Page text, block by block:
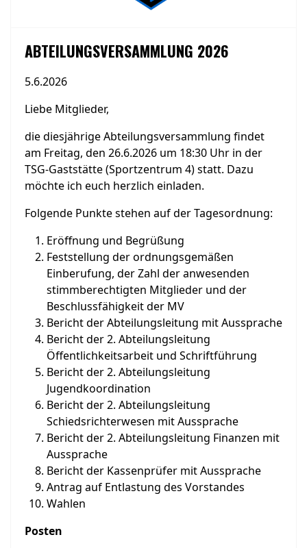
ABTEILUNGSVERSAMMLUNG 2026
5.6.2026
Liebe Mitglieder,
die diesjährige Abteilungsversammlung findet
am Freitag, den 26.6.2026 um 18:30 Uhr in der
TSG-Gaststätte (Sportzentrum 4) statt. Dazu
möchte ich euch herzlich einladen.
Folgende Punkte stehen auf der Tagesordnung:
Eröffnung und Begrüßung
Feststellung der ordnungsgemäßen
Einberufung, der Zahl der anwesenden
stimmberechtigten Mitglieder und der
Beschlussfähigkeit der MV
Bericht der Abteilungsleitung mit Aussprache
Bericht der 2. Abteilungsleitung
Öffentlichkeitsarbeit und Schriftführung
Bericht der 2. Abteilungsleitung
Jugendkoordination
Bericht der 2. Abteilungsleitung
Schiedsrichterwesen mit Aussprache
Bericht der 2. Abteilungsleitung Finanzen mit
Aussprache
Bericht der Kassenprüfer mit Aussprache
Antrag auf Entlastung des Vorstandes
Wahlen
Posten